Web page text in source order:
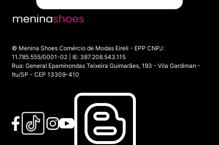
© Menina Shoes Comércio de Modas Eireli - EPP CNPJ:
11.785.555/0001-02 | IE: 387.208.543.115
Rua: General Epaminondas Teixeira Guimarães, 193 - Vila Gardiman -
Itu/SP - CEP 13309-410